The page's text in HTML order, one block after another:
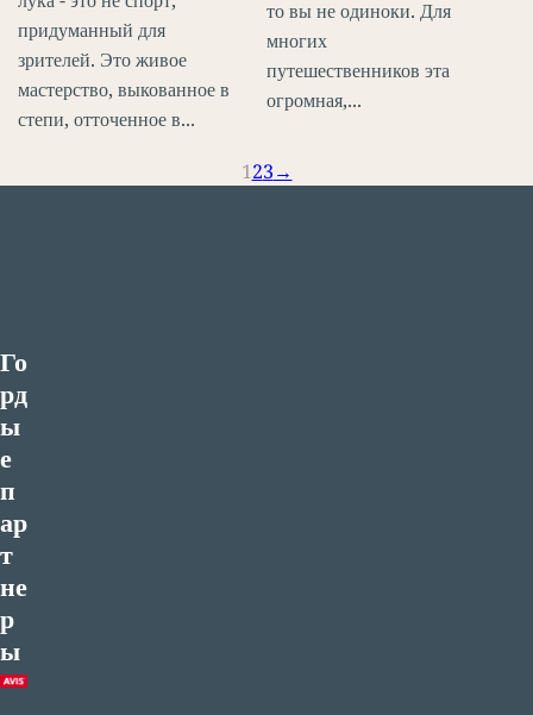
придуманный для
зрителей. Это живое
мастерство, выкованное в
степи, отточенное в...
то вы не одиноки. Для
многих
путешественников эта
огромная,...
123→
Го
рд
ы
е
п
ар
т
не
р
ы